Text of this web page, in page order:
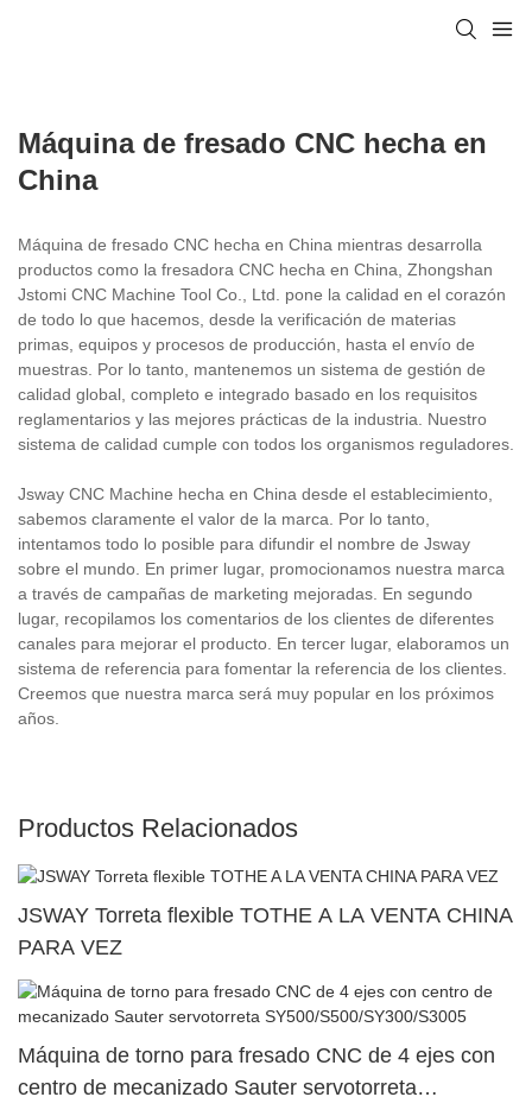
Máquina de fresado CNC hecha en
China
Máquina de fresado CNC hecha en China mientras desarrolla
productos como la fresadora CNC hecha en China, Zhongshan
Jstomi CNC Machine Tool Co., Ltd. pone la calidad en el corazón
de todo lo que hacemos, desde la verificación de materias
primas, equipos y procesos de producción, hasta el envío de
muestras. Por lo tanto, mantenemos un sistema de gestión de
calidad global, completo e integrado basado en los requisitos
reglamentarios y las mejores prácticas de la industria. Nuestro
sistema de calidad cumple con todos los organismos reguladores.
Jsway CNC Machine hecha en China desde el establecimiento,
sabemos claramente el valor de la marca. Por lo tanto,
intentamos todo lo posible para difundir el nombre de Jsway
sobre el mundo. En primer lugar, promocionamos nuestra marca
a través de campañas de marketing mejoradas. En segundo
lugar, recopilamos los comentarios de los clientes de diferentes
canales para mejorar el producto. En tercer lugar, elaboramos un
sistema de referencia para fomentar la referencia de los clientes.
Creemos que nuestra marca será muy popular en los próximos
años.
Productos Relacionados
JSWAY Torreta flexible TOTHE A LA VENTA CHINA
PARA VEZ
Máquina de torno para fresado CNC de 4 ejes con
centro de mecanizado Sauter servotorreta